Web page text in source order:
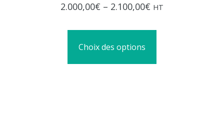
0
2.000,00€ – 2.100,00€ HT
Choix des options